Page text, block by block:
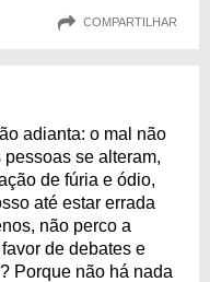
COMPARTILHAR
adianta: o mal não
se alteram,
de fúria e ódio,
até estar errada
não perco a
de debates e
Porque não há nada